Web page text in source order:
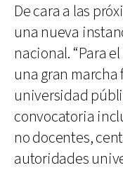
De cara a las
una nueva
nacional. “Para
una gran marcha
universidad
convocatoria
no docentes,
autoridades